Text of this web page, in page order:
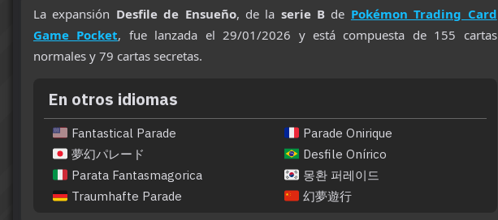
La expansión Desfile de Ensueño, de la serie B de Pokémon Trading Card
Game Pocket, fue lanzada el 29/01/2026 y está compuesta de 155 cartas
normales y 79 cartas secretas.
En otros idiomas
Fantastical Parade
夢幻パレード
Parata Fantasmagorica
Traumhafte Parade
Parade Onirique
Desfile Onírico
몽환 퍼레이드
幻夢遊行